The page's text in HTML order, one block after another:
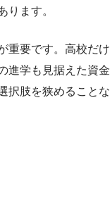
ります。
重要です。高校だけ
進学も見据えた資金
択肢を狭めることな